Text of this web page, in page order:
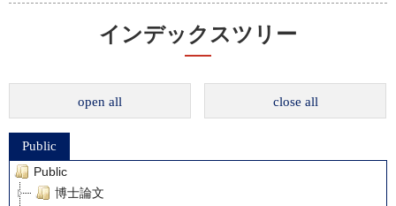
インデックスツリー
open all close all
Public
Public
博士論文